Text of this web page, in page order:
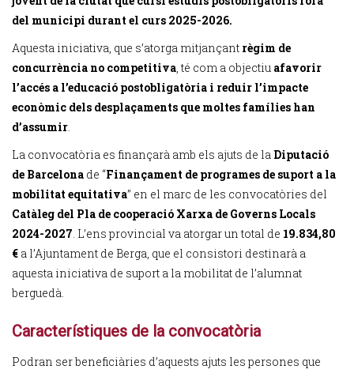
del municipi durant el curs 2025-2026.
Aquesta iniciativa, que s’atorga mitjançant règim de
concurrència no competitiva, té com a objectiu afavorir
l’accés a l’educació postobligatòria i reduir l’impacte
econòmic dels desplaçaments que moltes famílies han
d’assumir.
La convocatòria es finançarà amb els ajuts de la Diputació
de Barcelona de “Finançament de programes de suport a la
mobilitat equitativa” en el marc de les convocatòries del
Catàleg del Pla de cooperació Xarxa de Governs Locals
2024-2027. L’ens provincial va atorgar un total de 19.834,80
€ a l’Ajuntament de Berga, que el consistori destinarà a
aquesta iniciativa de suport a la mobilitat de l’alumnat
berguedà.
Característiques de la convocatòria
Podran ser beneficiàries d’aquests ajuts les persones que